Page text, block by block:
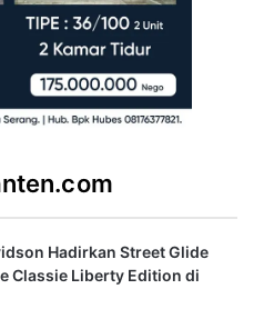
Hadirkan Street Glide
Classie Liberty Edition di